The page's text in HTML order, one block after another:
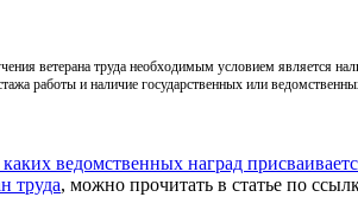
ветерана труда необходимым условием является
работы и наличие государственных или
ведомственных наград
труда, можно прочитать в статье по